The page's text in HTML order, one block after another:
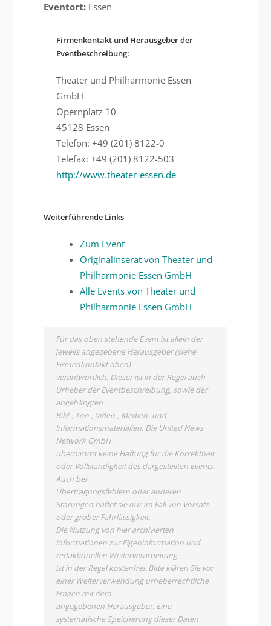
Eventort:Essen
Firmenkontakt und Herausgeber der
Eventbeschreibung:
Theater und Philharmonie Essen
GmbH
Opernplatz 10
45128 Essen
Telefon: +49 (201) 8122-0
Telefax: +49 (201) 8122-503
http://www.theater-essen.de
Weiterführende Links
Zum Event
Originalinserat von Theater und
Philharmonie Essen GmbH
Alle Events von Theater und
Philharmonie Essen GmbH
Für das oben stehende Event ist allein der
jeweils angegebene Herausgeber (siehe
Firmenkontakt oben)
verantwortlich. Dieser ist in der Regel auch
Urheber der Eventbeschreibung, sowie der
angehängten
Bild-, Ton-, Video-, Medien- und
Informationsmaterialien. Die United News
Network GmbH
übernimmt keine Haftung für die Korrektheit
oder Vollständigkeit des dargestellten Events.
Auch bei
Übertragungsfehlern oder anderen
Störungen haftet sie nur im Fall von Vorsatz
oder grober Fahrlässigkeit.
Die Nutzung von hier archivierten
Informationen zur Eigeninformation und
redaktionellen Weiterverarbeitung
ist in der Regel kostenfrei. Bitte klären Sie vor
einer Weiterverwendung urheberrechtliche
Fragen mit dem
angegebenen Herausgeber. Eine
systematische Speicherung dieser Daten